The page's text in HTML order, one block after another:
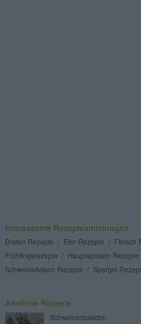
Interessante Rezeptsammlungen
Braten Rezepte / Eier Rezepte / Fleisch
Frühlingsrezepte / Hauptspeisen Rezepte
Schweinefleisch Rezepte / Spargel
Ähnliche Rezepte
Schweinsrouladen